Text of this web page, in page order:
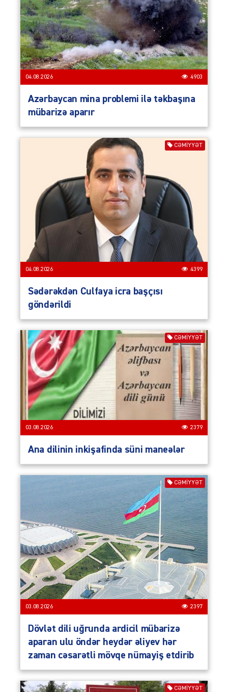
04.08.2026 4903
Azərbaycan mina problemi ilə təkbaşına
mübarizə aparır
CƏMIYYƏT
04.08.2026 4399
Sədərəkdən Culfaya icra başçısı
göndərildi
CƏMIYYƏT
03.08.2026 2379
Ana dilinin inkişafinda süni maneələr
CƏMIYYƏT
03.08.2026 2397
Dövlət dili uğrunda ardicil mübarizə
aparan ulu öndər heydər əliyev hər
zaman cəsarətli mövqe nümayiş etdirib
CƏMIYYƏT